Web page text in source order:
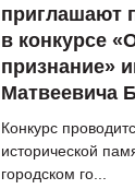
приглашают
в конкурсе
признание»
Матвеевича
Конкурс
исторической
городском го...